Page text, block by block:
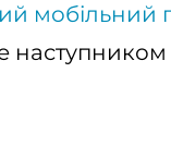
мобільний